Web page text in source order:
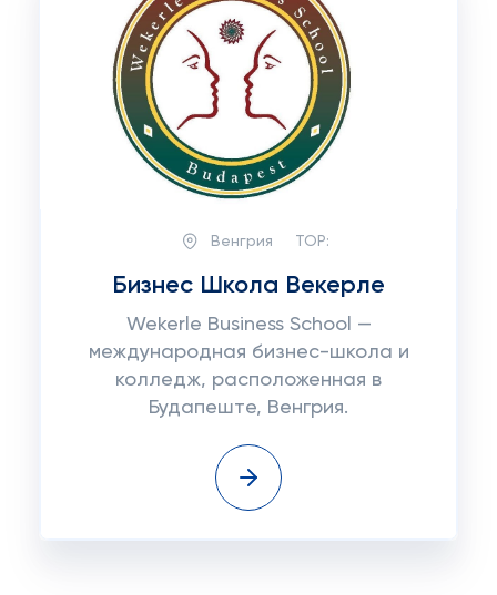
Венгрия TOP:
Бизнес Школа Векерле
Wekerle Business School —
международная бизнес-школа и
колледж, расположенная в
Будапеште, Венгрия.